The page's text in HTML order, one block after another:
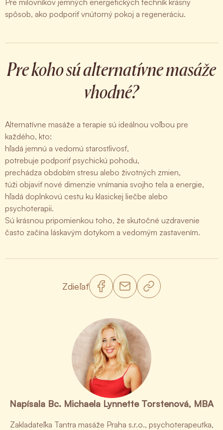
Pre milovníkov jemných energetických techník krásny
spôsob, ako podporiť vnútorný pokoj a regeneráciu.
Pre koho sú alternatívne masáže
vhodné?
Alternatívne masáže a terapie sú ideálnou voľbou pre
každého, kto:
hľadá jemnú a vedomú starostlivosť,
potrebuje podporiť psychickú pohodu,
prechádza obdobím stresu alebo životných zmien,
túži objaviť nové dimenzie vnímania svojho tela a energie,
hľadá doplnkovú cestu ku klasickej liečbe alebo
psychoterapii.
Sú krásnou pripomienkou toho, že skutočné uzdravenie
často začína láskavým dotykom a vedomým zastavením.
Zdieľať
Napísala Bc. Michaela Lynnette Torstenová, MBA
Zakladateľka Tantra masáže Praha s.r.o., psychoterapeutka,